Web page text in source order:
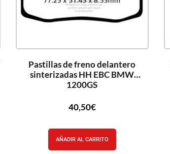
Pastillas de freno delantero
sinterizadas HH EBC BMW
1200GS
40,50€
AÑADIR AL CARRITO